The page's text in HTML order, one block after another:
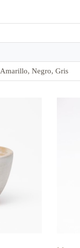
Negro, Gris